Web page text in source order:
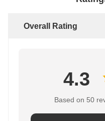
Overall Rating
4.3
Based on 50